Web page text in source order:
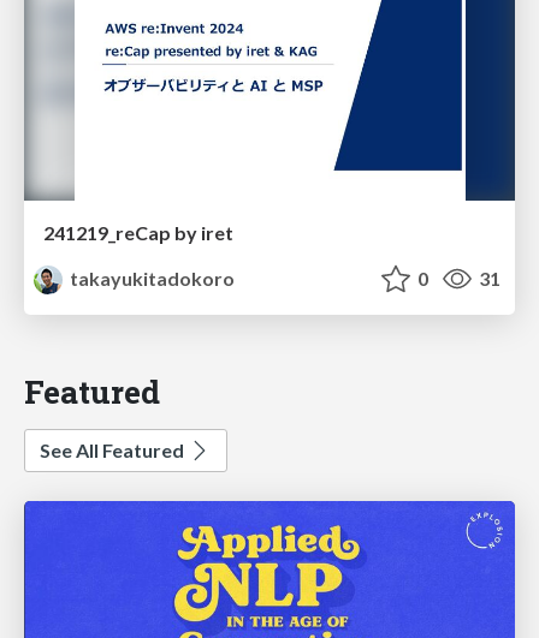
241219_reCap by iret
takayukitadokoro
0 31
Featured
See All Featured